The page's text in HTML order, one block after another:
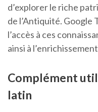
d’explorer le riche
de l’Antiquité.
l’accès à ces
ainsi à
Complément
latin